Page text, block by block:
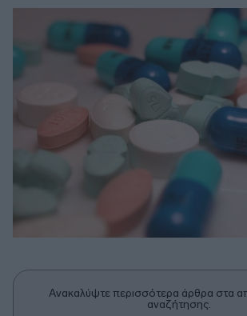
Ανακαλύψτε περισσότερα άρθρα στα
αναζήτησης.